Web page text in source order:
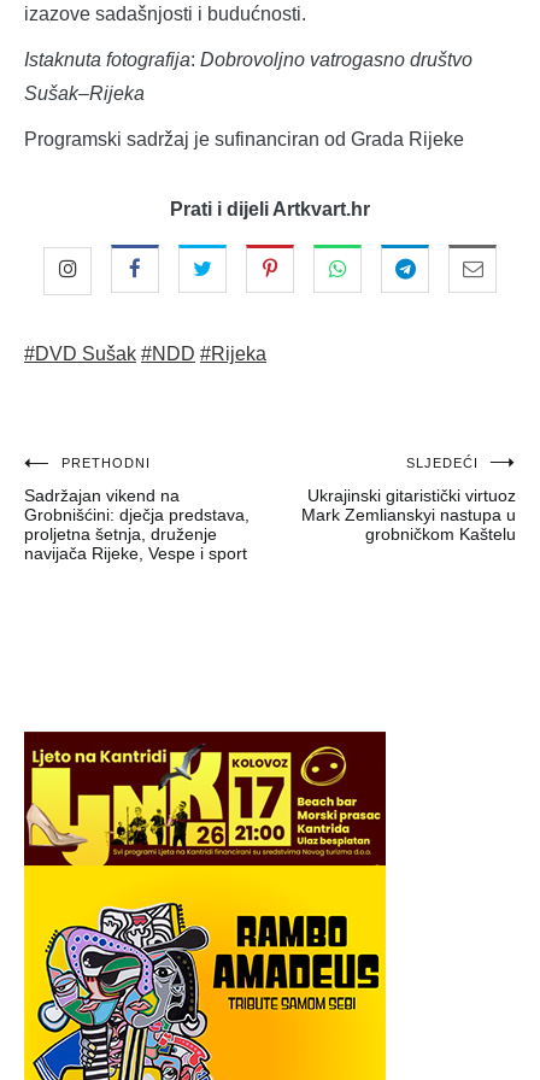
izazove sadašnjosti i budućnosti.
Istaknuta fotografija: Dobrovoljno vatrogasno društvo
Sušak–Rijeka
Programski sadržaj je sufinanciran od Grada Rijeke
Prati i dijeli Artkvart.hr
#DVD Sušak #NDD #Rijeka
Navigacija
objava
PRETHODNI
Sadržajan vikend na
Grobnišćini: dječja predstava,
proljetna šetnja, druženje
navijača Rijeke, Vespe i sport
SLJEDEĆI
Ukrajinski gitaristički virtuoz
Mark Zemlianskyi nastupa u
grobničkom Kaštelu